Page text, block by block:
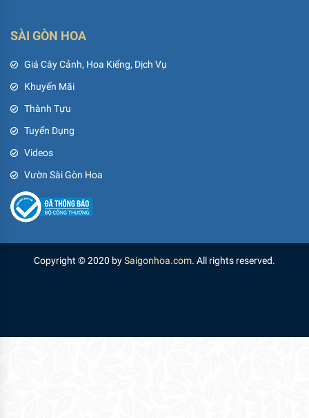
SÀI GÒN HOA
Giá Cây Cảnh, Hoa Kiểng, Dịch Vụ
Khuyến Mãi
Thành Tựu
Tuyển Dụng
Videos
Vườn Sài Gòn Hoa
Copyright © 2020 bySaigonhoa.com. All rights reserved.